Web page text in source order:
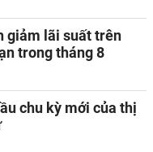
giảm lãi suất trên
trong tháng 8
chu kỳ mới của thị